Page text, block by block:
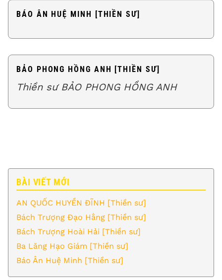
BÁO ÂN HUỆ MINH [THIỀN SƯ]
BẢO PHONG HỒNG ANH [THIỀN SƯ]
Thiền sư BẢO PHONG HỒNG ANH
BÀI VIẾT MỚI
AN QUỐC HUYỀN ĐĨNH [Thiền sư]
Bách Trượng Đạo Hằng [Thiền sư]
Bách Trượng Hoài Hải [Thiền sư]
Ba Lăng Hạo Giám [Thiền sư]
Báo Ân Huệ Minh [Thiền sư]